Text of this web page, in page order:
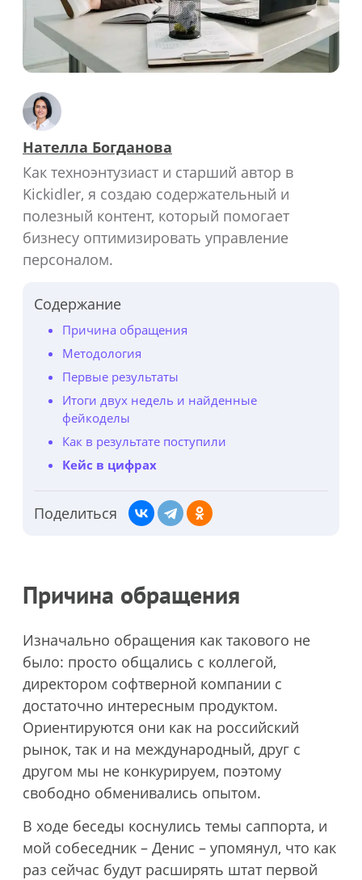
Причина обращения
Изначально обращения как такового не
было: просто общались с коллегой,
директором софтверной компании с
достаточно интересным продуктом.
Ориентируются они как на российский
рынок, так и на международный, друг с
другом мы не конкурируем, поэтому
свободно обменивались опытом.
В ходе беседы коснулись темы саппорта, и
мой собеседник – Денис – упомянул, что как
раз сейчас будут расширять штат первой
Нателла Богданова
Как техноэнтузиаст и старший автор в
Kickidler, я создаю содержательный и
полезный контент, который помогает
бизнесу оптимизировать управление
персоналом.
Содержание
Причина обращения
Методология
Первые результаты
Итоги двух недель и найденные
фейкоделы
Как в результате поступили
Кейс в цифрах
Поделиться